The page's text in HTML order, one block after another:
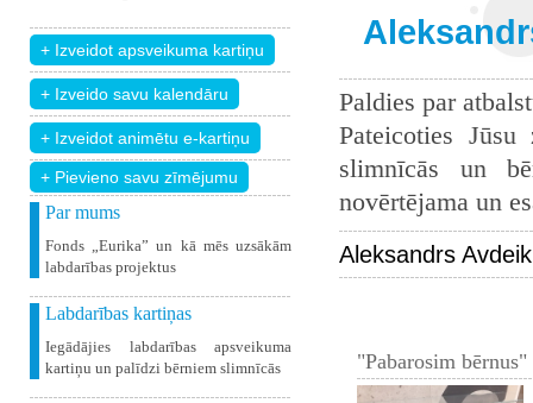
+ Pievieno savu zīmējumu
Par mums
Fonds „Eurika” un kā mēs uzsākām
labdarības projektus
Labdarības kartiņas
Iegādājies labdarības apsveikuma
kartiņu un palīdzi bērniem slimnīcās
Paldies par
Pateicoties
slimnīcās un
novērtējama un
Aleksandrs
"Pabarosim